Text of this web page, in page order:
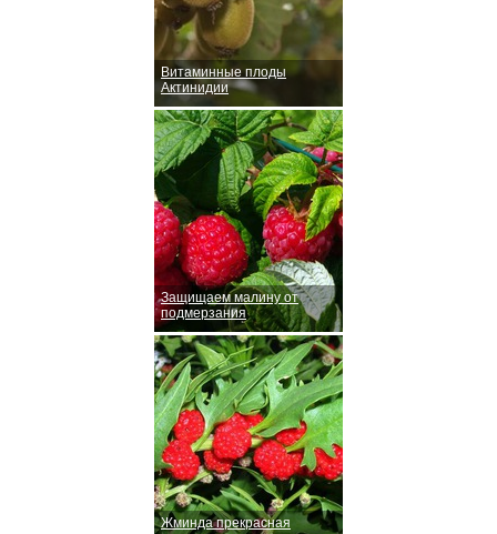
Витаминные плоды
Актинидии
Защищаем малину от
подмерзания
Жминда прекрасная